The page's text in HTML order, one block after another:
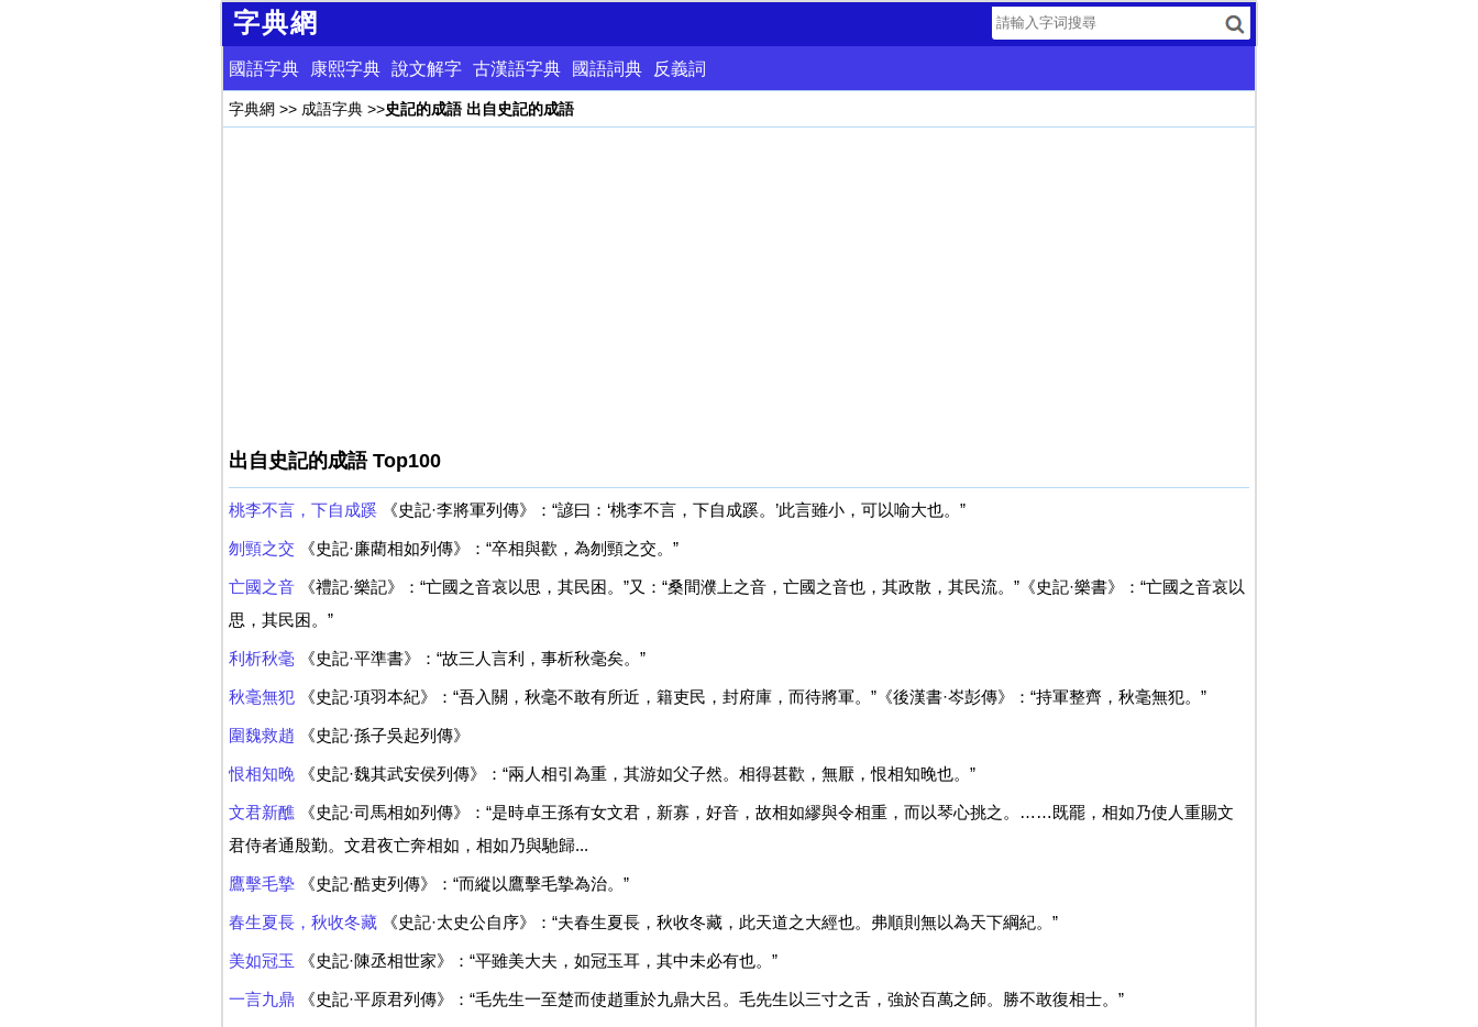
字典網
國語字典 康熙字典 說文解字 古漢語字典 國語詞典 反義詞
字典網 >> 成語字典>>史記的成語 出自史記的成語
出自史記的成語 Top100
桃李不言，下自成蹊《史記·李將軍列傳》：“諺曰：‘桃李不言，下自成蹊。’此言雖小，可以喻大也。”
刎頸之交 《史記·廉藺相如列傳》：“卒相與歡，為刎頸之交。”
亡國之音《禮記·樂記》：“亡國之音哀以思，其民困。”又：“桑間濮上之音，亡國之音也，其政散，其民流。”《史記·樂書》：“亡國之音哀以
思，其民困。”
利析秋毫 《史記·平準書》：“故三人言利，事析秋毫矣。”
秋毫無犯《史記·項羽本紀》：“吾入關，秋毫不敢有所近，籍吏民，封府庫，而待將軍。”《後漢書·岑彭傳》：“持軍整齊，秋毫無犯。”
圍魏救趙 《史記·孫子吳起列傳》
恨相知晚《史記·魏其武安侯列傳》：“兩人相引為重，其游如父子然。相得甚歡，無厭，恨相知晚也。”
文君新醮《史記·司馬相如列傳》：“是時卓王孫有女文君，新寡，好音，故相如繆與令相重，而以琴心挑之。……既罷，相如乃使人重賜文
君侍者通殷勤。文君夜亡奔相如，相如乃與馳歸...
鷹擊毛摯《史記·酷吏列傳》：“而縱以鷹擊毛摯為治。”
春生夏長，秋收冬藏《史記·太史公自序》：“夫春生夏長，秋收冬藏，此天道之大經也。弗順則無以為天下綱紀。”
美如冠玉 《史記·陳丞相世家》：“平雖美大夫，如冠玉耳，其中未必有也。”
一言九鼎 《史記·平原君列傳》：“毛先生一至楚而使趙重於九鼎大呂。毛先生以三寸之舌，強於百萬之師。勝不敢復相士。”